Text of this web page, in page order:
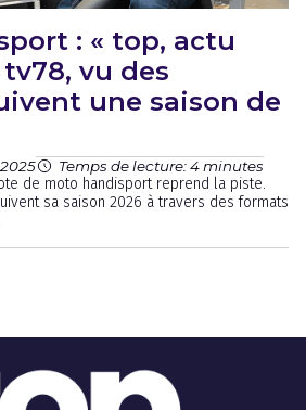
: « top, actu
vu des
une saison de
Temps de lecture: 4 minutes
de moto handisport reprend la piste.
sa saison 2026 à travers des formats